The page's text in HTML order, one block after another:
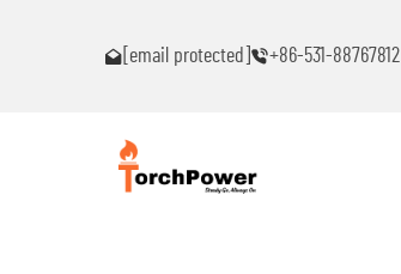
[email protected] +86-531-88767812